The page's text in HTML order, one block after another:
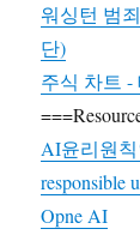
워싱턴 범
단)
주식 차트 -
AI윤리원
responsible
Opne AI